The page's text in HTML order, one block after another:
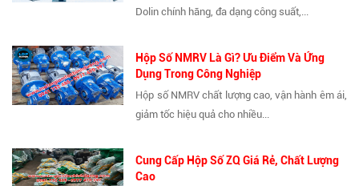
Dolin chính hãng, đa dạng công suất,...
Hộp Số NMRV Là Gì? Ưu Điểm Và Ứng
Dụng Trong Công Nghiệp
Hộp số NMRV chất lượng cao, vận hành êm ái,
giảm tốc hiệu quả cho nhiều...
Cung Cấp Hộp Số ZQ Giá Rẻ, Chất Lượng
Cao